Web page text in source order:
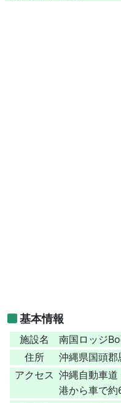
基本情報
施設名
南国ロッジ
住所
沖縄県国頭
アクセス 沖縄自動車道
港から車で約